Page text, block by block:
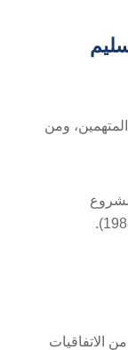
ومن
الاتفاقيات